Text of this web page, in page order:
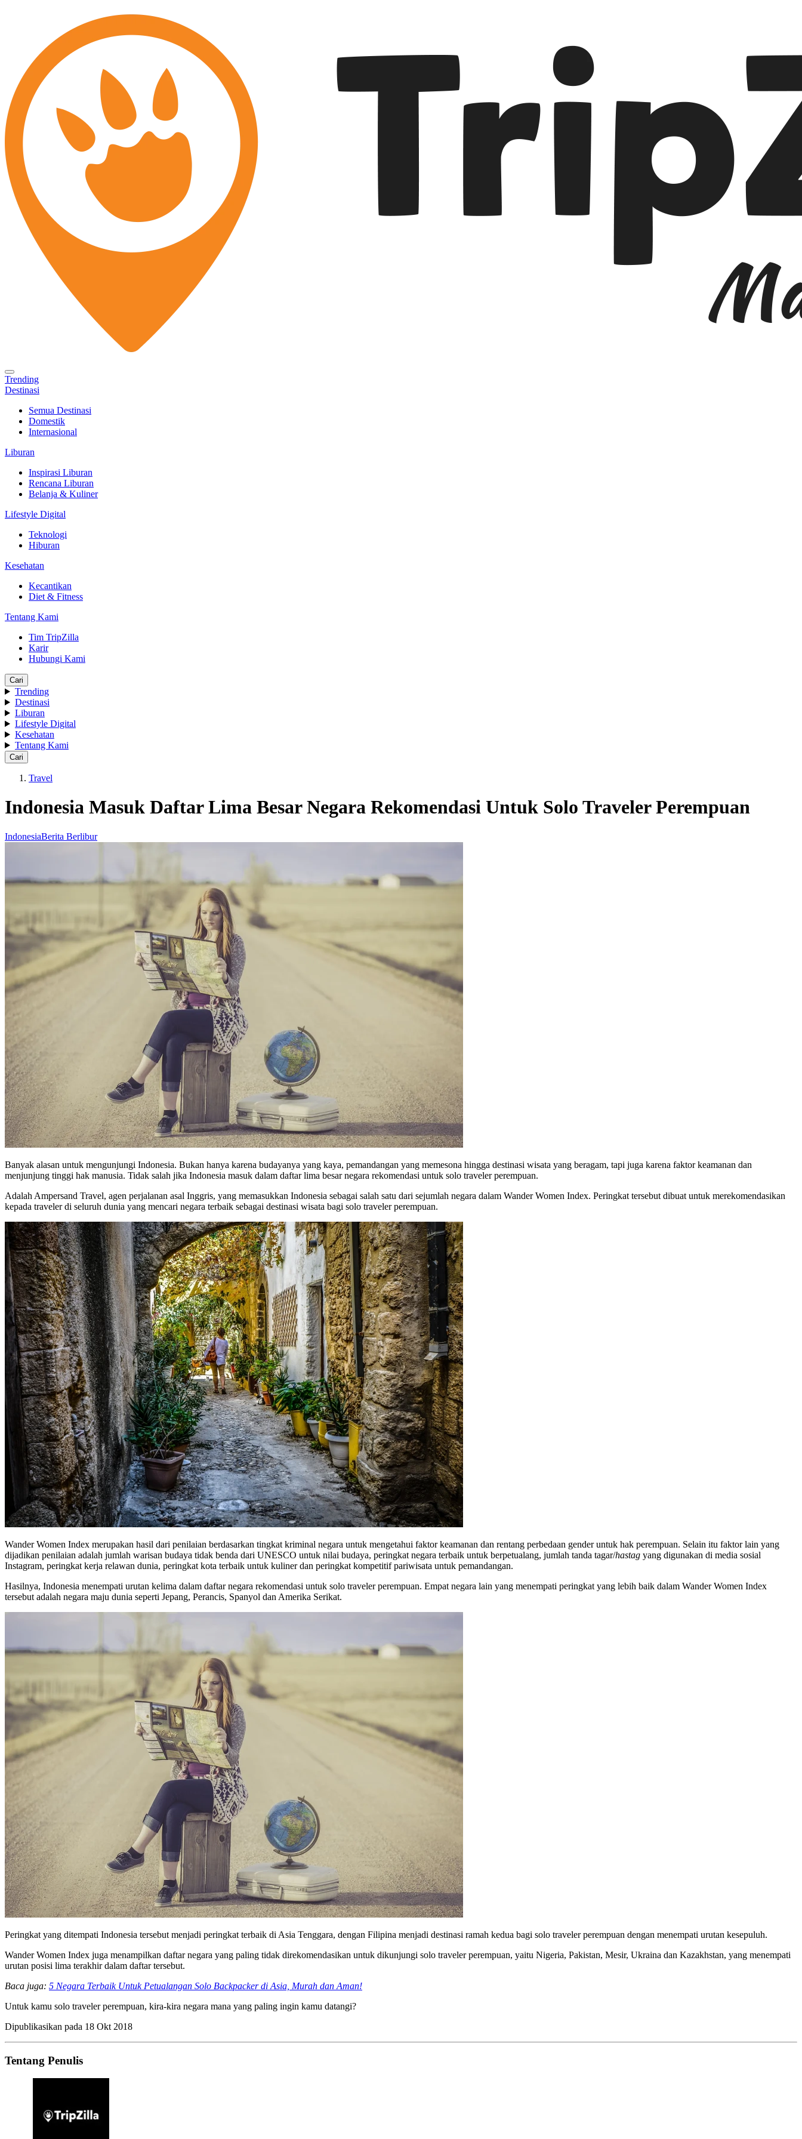
Trending
Destinasi
Semua Destinasi
Domestik
Internasional
Liburan
Inspirasi Liburan
Rencana Liburan
Belanja & Kuliner
Lifestyle Digital
Teknologi
Hiburan
Kesehatan
Kecantikan
Diet & Fitness
Tentang Kami
Tim TripZilla
Karir
Hubungi Kami
Cari
Trending
Destinasi
Liburan
Lifestyle Digital
Kesehatan
Tentang Kami
Cari
Travel
Indonesia Masuk Daftar Lima Besar Negara Rekomendasi Untuk Solo Traveler Perempuan
IndonesiaBerita Berlibur
Banyak alasan untuk mengunjungi Indonesia. Bukan hanya karena budayanya yang kaya, pemandangan yang memesona hingga destinasi wisata yang beragam, tapi juga karena faktor keamanan dan
menjunjung tinggi hak manusia. Tidak salah jika Indonesia masuk dalam daftar lima besar negara rekomendasi untuk solo traveler perempuan.
Adalah Ampersand Travel, agen perjalanan asal Inggris, yang memasukkan Indonesia sebagai salah satu dari sejumlah negara dalam Wander Women Index. Peringkat tersebut dibuat untuk merekomendasikan
kepada traveler di seluruh dunia yang mencari negara terbaik sebagai destinasi wisata bagi solo traveler perempuan.
Wander Women Index merupakan hasil dari penilaian berdasarkan tingkat kriminal negara untuk mengetahui faktor keamanan dan rentang perbedaan gender untuk hak perempuan. Selain itu faktor lain yang
dijadikan penilaian adalah jumlah warisan budaya tidak benda dari UNESCO untuk nilai budaya, peringkat negara terbaik untuk berpetualang, jumlah tanda tagar/hastag yang digunakan di media sosial
Instagram, peringkat kerja relawan dunia, peringkat kota terbaik untuk kuliner dan peringkat kompetitif pariwisata untuk pemandangan.
Hasilnya, Indonesia menempati urutan kelima dalam daftar negara rekomendasi untuk solo traveler perempuan. Empat negara lain yang menempati peringkat yang lebih baik dalam Wander Women Index
tersebut adalah negara maju dunia seperti Jepang, Perancis, Spanyol dan Amerika Serikat.
Peringkat yang ditempati Indonesia tersebut menjadi peringkat terbaik di Asia Tenggara, dengan Filipina menjadi destinasi ramah kedua bagi solo traveler perempuan dengan menempati urutan kesepuluh.
Wander Women Index juga menampilkan daftar negara yang paling tidak direkomendasikan untuk dikunjungi solo traveler perempuan, yaitu Nigeria, Pakistan, Mesir, Ukraina dan Kazakhstan, yang menempati
urutan posisi lima terakhir dalam daftar tersebut.
Baca juga: 5 Negara Terbaik Untuk Petualangan Solo Backpacker di Asia, Murah dan Aman!
Untuk kamu solo traveler perempuan, kira-kira negara mana yang paling ingin kamu datangi?
Dipublikasikan pada 18 Okt 2018
Tentang Penulis